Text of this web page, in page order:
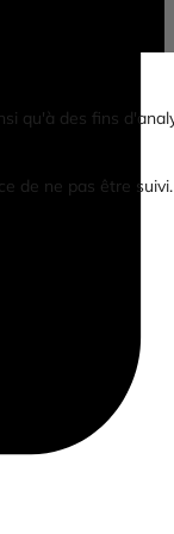
qu'à des fins
de ne pas être suivi.